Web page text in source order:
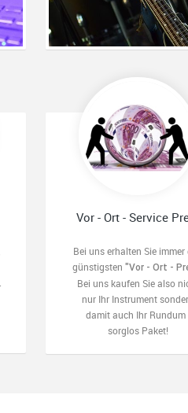
Vor - Ort - Service
Bei uns erhalten Sie immer
günstigsten"Vor - Ort -
Bei uns kaufen Sie also
nur Ihr Instrument
damit auch Ihr Rundum
sorglos Paket!